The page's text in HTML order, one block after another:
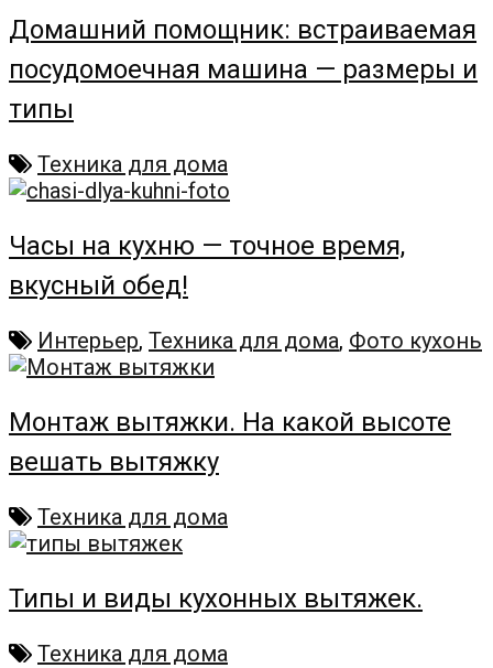
Домашний помощник: встраиваемая
посудомоечная машина — размеры и
типы
Техника для дома
Часы на кухню — точное время,
вкусный обед!
Интерьер, Техника для дома, Фото кухонь
Монтаж вытяжки. На какой высоте
вешать вытяжку
Техника для дома
Типы и виды кухонных вытяжек.
Техника для дома